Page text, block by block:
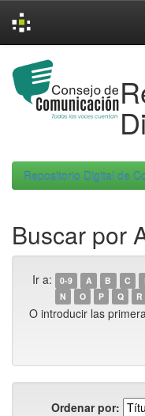
navigation
Repositorio Digital de
Buscar por
Ir a: 0-9 A B C
N
O P Q R
O introducir las
Ordenar por: